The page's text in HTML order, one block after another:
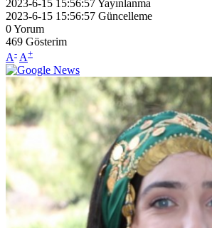
2023-6-15 15:56:57Yayınlanma
2023-6-15 15:56:57 Güncelleme
0Yorum
469 Gösterim
A- A+